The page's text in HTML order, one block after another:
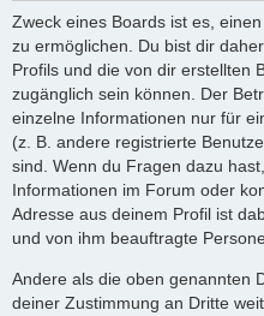
Zweck eines Boards ist es,
zu ermöglichen. Du bist dir
Profils und die von dir erstellten
zugänglich sein können. Der
einzelne Informationen nur für
(z. B. andere registrierte
sind. Wenn du Fragen dazu
Informationen im Forum oder
Adresse aus deinem Profil ist
und von ihm beauftragte
Andere als die oben genannten
deiner Zustimmung an Dritte